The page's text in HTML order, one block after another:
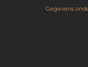
Gegevens